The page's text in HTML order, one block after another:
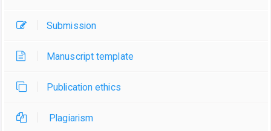
Submission
Manuscript template
Publication ethics
Plagiarism